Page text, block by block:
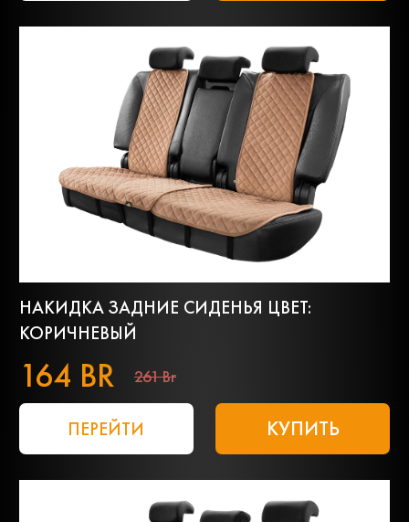
НАКИДКА ЗАДНИЕ СИДЕНЬЯ ЦВЕТ:
КОРИЧНЕВЫЙ
164 BR 261 Br
ПЕРЕЙТИ КУПИТЬ